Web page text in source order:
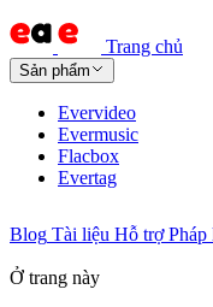
Trang chủ
Sản phẩm
Evervideo
Evermusic
Flacbox
Evertag
Blog Tài liệu Hỗ trợ Pháp
Ở trang này